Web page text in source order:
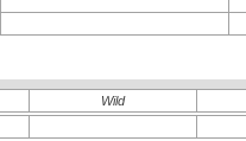
Wild